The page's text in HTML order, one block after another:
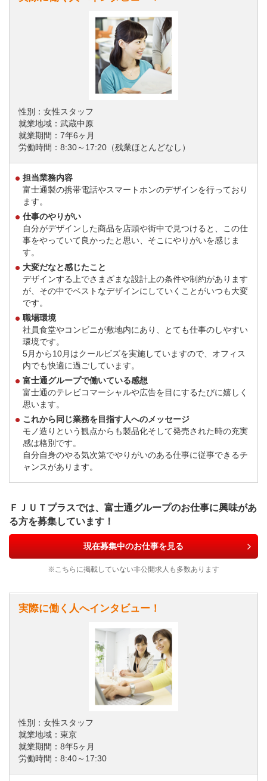
性別：女性スタッフ
就業地域：武蔵中原
就業期間：7年6ヶ月
労働時間：8:30～17:20（残業ほとんどなし）
担当業務内容
富士通製の携帯電話やスマートホンのデザインを行っており
ます。
仕事のやりがい
自分がデザインした商品を店頭や街中で見つけると、この仕
事をやっていて良かったと思い、そこにやりがいを感じま
す。
大変だなと感じたこと
デザインする上でさまざまな設計上の条件や制約があります
が、その中でベストなデザインにしていくことがいつも大変
です。
職場環境
社員食堂やコンビニが敷地内にあり、とても仕事のしやすい
環境です。
5月から10月はクールビズを実施していますので、オフィス
内でも快適に過ごしています。
富士通グループで働いている感想
富士通のテレビコマーシャルや広告を目にするたびに嬉しく
思います。
これから同じ業務を目指す人へのメッセージ
モノ造りという観点からも製品化そして発売された時の充実
感は格別です。
自分自身のやる気次第でやりがいのある仕事に従事できるチ
ャンスがあります。
ＦＪＵＴプラスでは、富士通グループのお仕事に興味があ
る方を募集しています！
現在募集中のお仕事を見る
※こちらに掲載していない非公開求人も多数あります
実際に働く人へインタビュー！
性別：女性スタッフ
就業地域：東京
就業期間：8年5ヶ月
労働時間：8:40～17:30